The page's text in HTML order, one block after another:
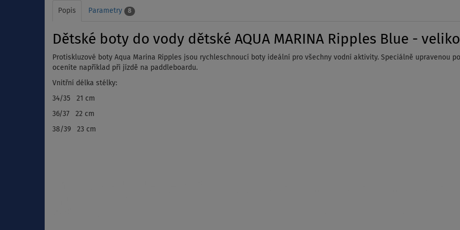
Popis Parametry 8
Dětské boty do vody dětské AQUA MARINA Ripples Blue -
Protiskluzové boty Aqua Marina Ripples jsou rychleschnoucí boty ideální pro všechny vodní aktivity. Speciálně upravenou
oceníte například při jízdě na paddleboardu.
Vnitřní délka stélky:
34/35 21 cm
36/37 22 cm
38/39 23 cm